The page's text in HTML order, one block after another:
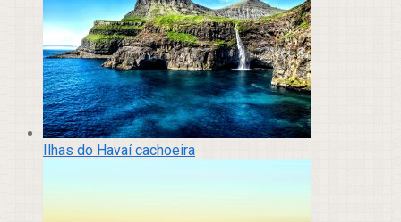
Ilhas do Havaí cachoeira